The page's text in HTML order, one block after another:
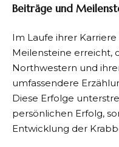
Beiträge und
Im Laufe ihrer
Meilensteine erreicht,
Northwestern und
umfassendere
Diese Erfolge
persönlichen Erfolg,
Entwicklung der